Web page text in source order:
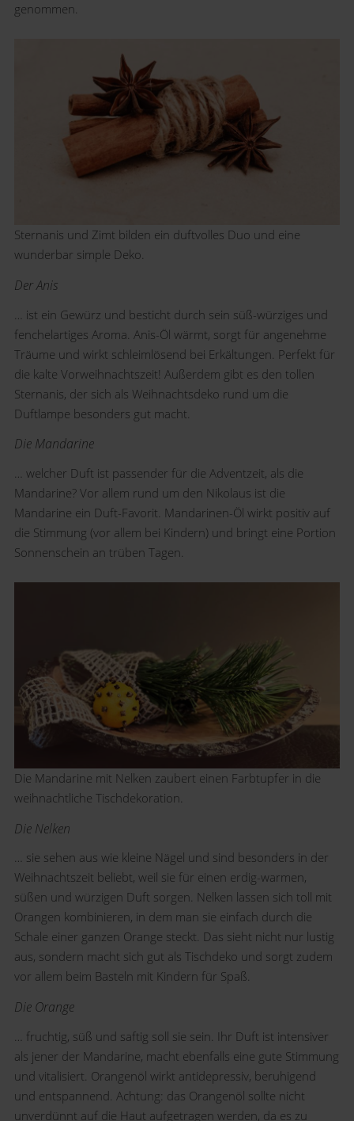
genommen.
Sternanis und Zimt bilden ein duftvolles Duo und eine
wunderbar simple Deko.
Der Anis
… ist ein Gewürz und besticht durch sein süß-würziges und
fenchelartiges Aroma. Anis-Öl wärmt, sorgt für angenehme
Träume und wirkt schleimlösend bei Erkältungen. Perfekt für
die kalte Vorweihnachtszeit! Außerdem gibt es den tollen
Sternanis, der sich als Weihnachtsdeko rund um die
Duftlampe besonders gut macht.
Die Mandarine
… welcher Duft ist passender für die Adventzeit, als die
Mandarine? Vor allem rund um den Nikolaus ist die
Mandarine ein Duft-Favorit. Mandarinen-Öl wirkt positiv auf
die Stimmung (vor allem bei Kindern) und bringt eine Portion
Sonnenschein an trüben Tagen.
Die Mandarine mit Nelken zaubert einen Farbtupfer in die
weihnachtliche Tischdekoration.
Die Nelken
… sie sehen aus wie kleine Nägel und sind besonders in der
Weihnachtszeit beliebt, weil sie für einen erdig-warmen,
süßen und würzigen Duft sorgen. Nelken lassen sich toll mit
Orangen kombinieren, in dem man sie einfach durch die
Schale einer ganzen Orange steckt. Das sieht nicht nur lustig
aus, sondern macht sich gut als Tischdeko und sorgt zudem
vor allem beim Basteln mit Kindern für Spaß.
Die Orange
… fruchtig, süß und saftig soll sie sein. Ihr Duft ist intensiver
als jener der Mandarine, macht ebenfalls eine gute Stimmung
und vitalisiert. Orangenöl wirkt antidepressiv, beruhigend
und entspannend. Achtung: das Orangenöl sollte nicht
unverdünnt auf die Haut aufgetragen werden, da es zu